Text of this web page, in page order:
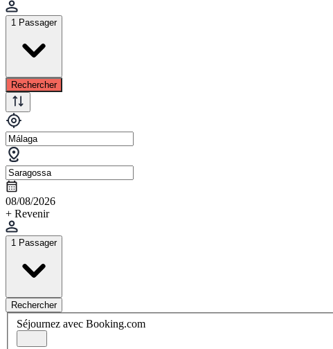
1 Passager
Rechercher
08/08/2026
+ Revenir
1 Passager
Rechercher
Séjournez avec Booking.com